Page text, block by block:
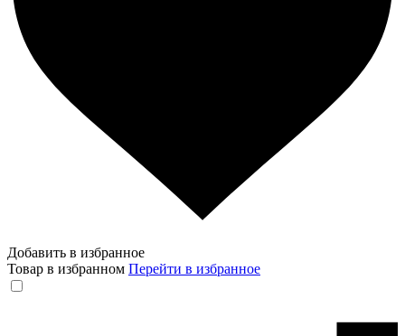
Добавить в избранное
Товар в избранном Перейти в избранное